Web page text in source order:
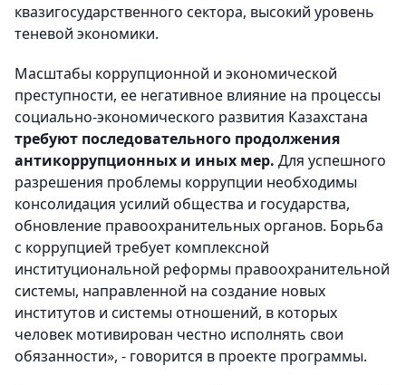
квазигосударственного сектора, высокий уровень
теневой экономики.
Масштабы коррупционной и экономической
преступности, ее негативное влияние на процессы
социально-экономического развития Казахстана
требуют последовательного продолжения
антикоррупционных и иных мер. Для успешного
разрешения проблемы коррупции необходимы
консолидация усилий общества и государства,
обновление правоохранительных органов. Борьба
с коррупцией требует комплексной
институциональной реформы правоохранительной
системы, направленной на создание новых
институтов и системы отношений, в которых
человек мотивирован честно исполнять свои
обязанности», - говорится в проекте программы.